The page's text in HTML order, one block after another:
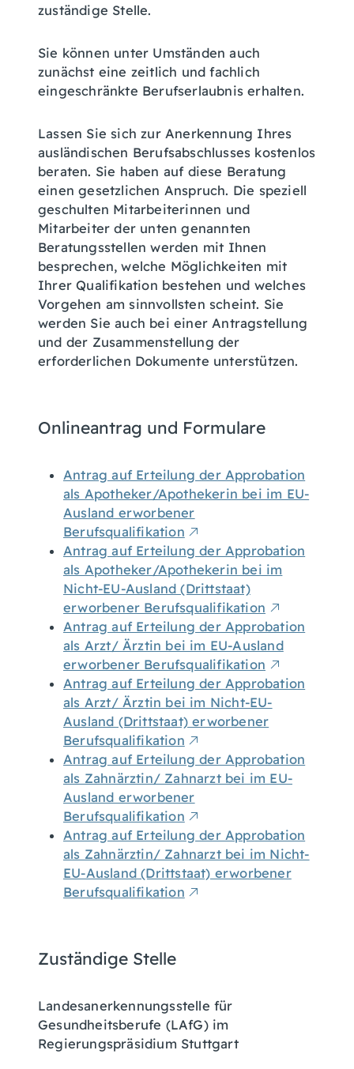
zuständige Stelle.
Sie können unter Umständen auch
zunächst eine zeitlich und fachlich
eingeschränkte Berufserlaubnis erhalten.
Lassen Sie sich zur Anerkennung Ihres
ausländischen Berufsabschlusses kostenlos
beraten. Sie haben auf diese Beratung
einen gesetzlichen Anspruch. Die speziell
geschulten Mitarbeiterinnen und
Mitarbeiter der unten genannten
Beratungsstellen werden mit Ihnen
besprechen, welche Möglichkeiten mit
Ihrer Qualifikation bestehen und welches
Vorgehen am sinnvollsten scheint. Sie
werden Sie auch bei einer Antragstellung
und der Zusammenstellung der
erforderlichen Dokumente unterstützen.
Onlineantrag und Formulare
Antrag auf Erteilung der Approbation
als Apotheker/Apothekerin bei im EU-
Ausland erworbener
Berufsqualifikation
Antrag auf Erteilung der Approbation
als Apotheker/Apothekerin bei im
Nicht-EU-Ausland (Drittstaat)
erworbener Berufsqualifikation
Antrag auf Erteilung der Approbation
als Arzt/ Ärztin bei im EU-Ausland
erworbener Berufsqualifikation
Antrag auf Erteilung der Approbation
als Arzt/ Ärztin bei im Nicht-EU-
Ausland (Drittstaat) erworbener
Berufsqualifikation
Antrag auf Erteilung der Approbation
als Zahnärztin/ Zahnarzt bei im EU-
Ausland erworbener
Berufsqualifikation
Antrag auf Erteilung der Approbation
als Zahnärztin/ Zahnarzt bei im Nicht-
EU-Ausland (Drittstaat) erworbener
Berufsqualifikation
Zuständige Stelle
Landesanerkennungsstelle für
Gesundheitsberufe (LAfG) im
Regierungspräsidium Stuttgart